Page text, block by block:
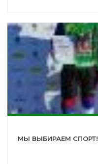
МЫ ВЫБИРАЕМ СПОРТ!